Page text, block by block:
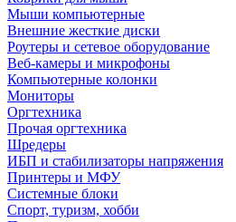
Мыши компьютерные
Внешние жесткие диски
Роутеры и сетевое оборудование
Веб-камеры и микрофоны
Компьютерные колонки
Мониторы
Оргтехника
Прочая оргтехника
Шредеры
ИБП и стабилизаторы напряжения
Принтеры и МФУ
Системные блоки
Спорт, туризм, хобби